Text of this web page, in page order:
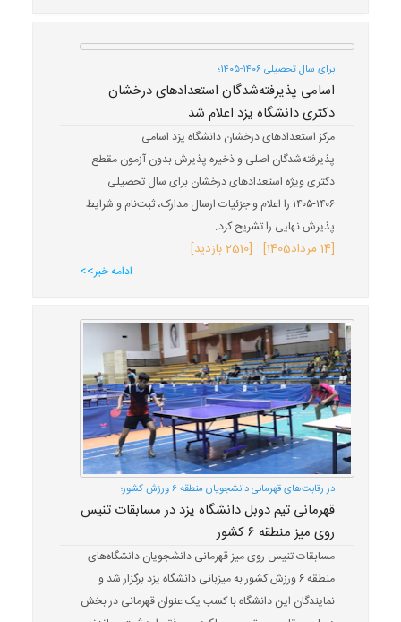
برای سال تحصیلی ۱۴۰۶-۱۴۰۵؛
اسامی پذیرفته‌شدگان استعدادهای درخشان
دکتری دانشگاه یزد اعلام شد
مرکز استعدادهای درخشان دانشگاه یزد اسامی
پذیرفته‌شدگان اصلی و ذخیره پذیرش بدون آزمون مقطع
دکتری ویژه استعدادهای درخشان برای سال تحصیلی
۱۴۰۶-۱۴۰۵ را اعلام و جزئیات ارسال مدارک، ثبت‌نام و شرایط
پذیرش نهایی را تشریح کرد.
[14 مرداد 1405] [2510 بازدید]
ادامه خبر>>
در رقابت‌های قهرمانی دانشجویان منطقه ۶ ورزش کشور؛
قهرمانی تیم دوبل دانشگاه یزد در مسابقات تنیس
روی میز منطقه ۶ کشور
مسابقات تنیس روی میز قهرمانی دانشجویان دانشگاه‌های
منطقه ۶ ورزش کشور به میزبانی دانشگاه یزد برگزار شد و
نمایندگان این دانشگاه با کسب یک عنوان قهرمانی در بخش